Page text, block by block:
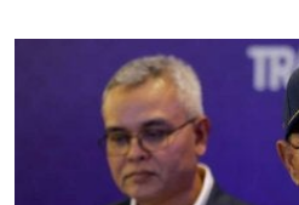
Malaysia-Singapura sejak 1...